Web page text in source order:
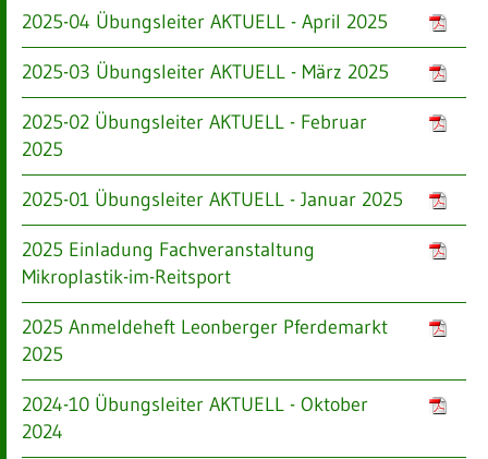
2025-04 Übungsleiter AKTUELL - April 2025
2025-03 Übungsleiter AKTUELL - März 2025
2025-02 Übungsleiter AKTUELL - Februar
2025
2025-01 Übungsleiter AKTUELL - Januar 2025
2025 Einladung Fachveranstaltung
Mikroplastik-im-Reitsport
2025 Anmeldeheft Leonberger Pferdemarkt
2025
2024-10 Übungsleiter AKTUELL - Oktober
2024